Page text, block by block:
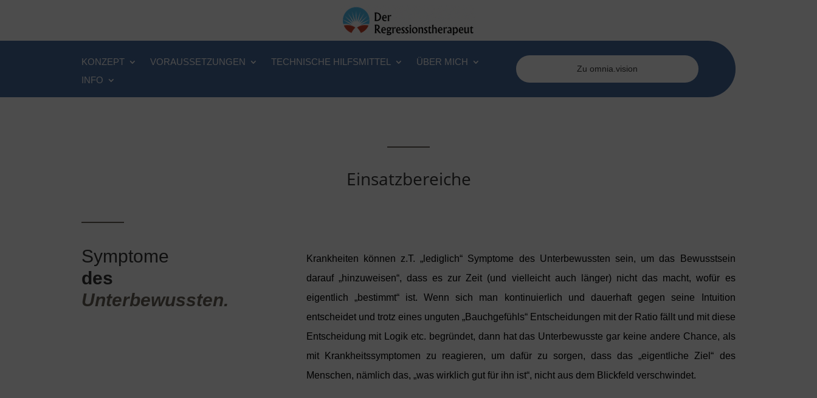
KONZEPT VORAUSSETZUNGEN TECHNISCHE HILFSMITTEL
ÜBER MICH
INFO
Zu omnia.vision
Einsatzbereiche
Symptome
des
Unterbewussten.
Krankheiten können z.T. „lediglich“ Symptome des Unterbewussten sein, um das Bewusstsein
darauf „hinzuweisen“, dass es zur Zeit (und vielleicht auch länger) nicht das macht, wofür es
eigentlich „bestimmt“ ist. Wenn sich man kontinuierlich und dauerhaft gegen seine Intuition
entscheidet und trotz eines unguten „Bauchgefühls“ Entscheidungen mit der Ratio fällt und mit diese
Entscheidung mit Logik etc. begründet, dann hat das Unterbewusste gar keine andere Chance, als
mit Krankheitssymptomen zu reagieren, um dafür zu sorgen, dass das „eigentliche Ziel“ des
Menschen, nämlich das, „was wirklich gut für ihn ist“, nicht aus dem Blickfeld verschwindet.